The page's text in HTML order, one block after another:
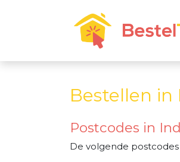
Bestellen in
Postcodes in
De volgende